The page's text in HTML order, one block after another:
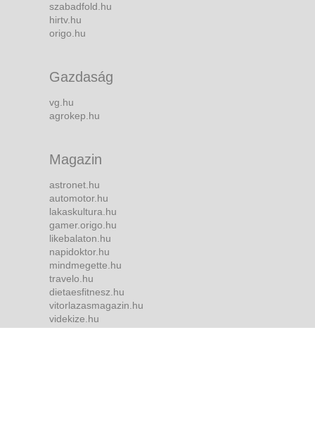
szabadfold.hu
hirtv.hu
origo.hu
Gazdaság
vg.hu
agrokep.hu
Magazin
astronet.hu
automotor.hu
lakaskultura.hu
gamer.origo.hu
likebalaton.hu
napidoktor.hu
mindmegette.hu
travelo.hu
dietaesfitnesz.hu
vitorlazasmagazin.hu
videkize.hu